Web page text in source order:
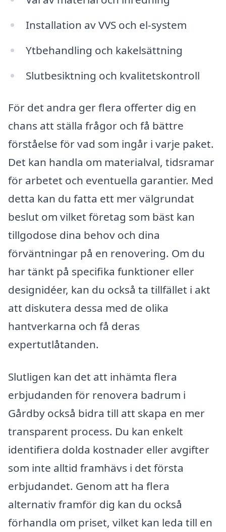
Installation av VVS och el-system
Ytbehandling och kakelsättning
Slutbesiktning och kvalitetskontroll
För det andra ger flera offerter dig en
chans att ställa frågor och få bättre
förståelse för vad som ingår i varje paket.
Det kan handla om materialval, tidsramar
för arbetet och eventuella garantier. Med
detta kan du fatta ett mer välgrundat
beslut om vilket företag som bäst kan
tillgodose dina behov och dina
förväntningar på en renovering. Om du
har tänkt på specifika funktioner eller
designidéer, kan du också ta tillfället i akt
att diskutera dessa med de olika
hantverkarna och få deras
expertutlåtanden.
Slutligen kan det att inhämta flera
erbjudanden för renovera badrum i
Gårdby också bidra till att skapa en mer
transparent process. Du kan enkelt
identifiera dolda kostnader eller avgifter
som inte alltid framhävs i det första
erbjudandet. Genom att ha flera
alternativ framför dig kan du också
förhandla om priset, vilket kan leda till en